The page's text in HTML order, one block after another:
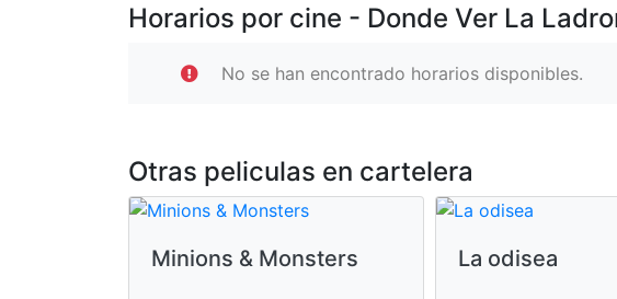
Horarios por cine - Donde Ver La
No se han encontrado horarios disponibles.
Otras peliculas en cartelera
Minions & Monsters La odisea